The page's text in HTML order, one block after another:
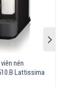
nén
Lattissima